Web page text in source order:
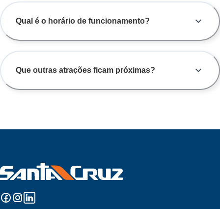
Qual é o horário de funcionamento?
Que outras atrações ficam próximas?